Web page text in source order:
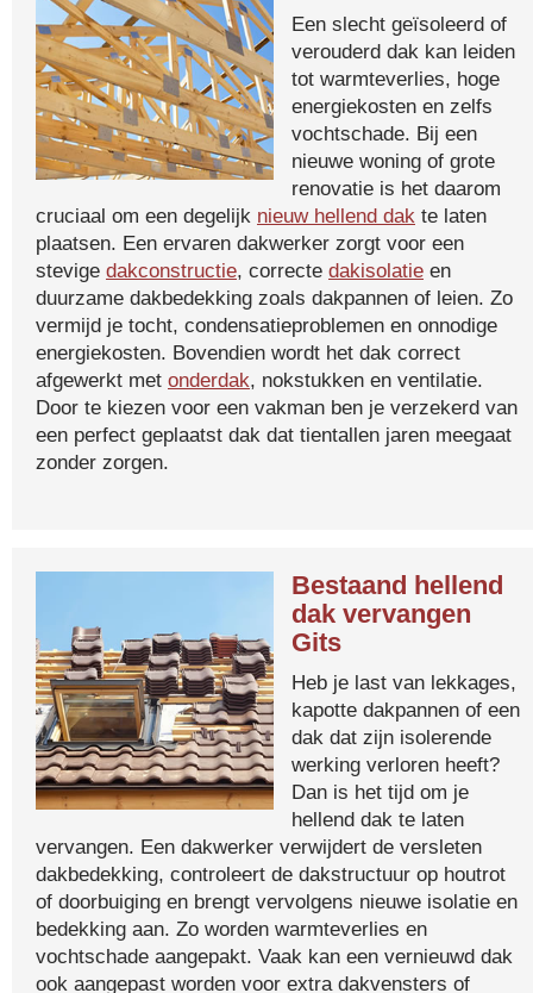
Een slecht geïsoleerd of
verouderd dak kan leiden
tot warmteverlies, hoge
energiekosten en zelfs
vochtschade. Bij een
nieuwe woning of grote
renovatie is het daarom
cruciaal om een degelijk nieuw hellend dak te laten
plaatsen. Een ervaren dakwerker zorgt voor een
stevige dakconstructie, correcte dakisolatie en
duurzame dakbedekking zoals dakpannen of leien. Zo
vermijd je tocht, condensatieproblemen en onnodige
energiekosten. Bovendien wordt het dak correct
afgewerkt met onderdak, nokstukken en ventilatie.
Door te kiezen voor een vakman ben je verzekerd van
een perfect geplaatst dak dat tientallen jaren meegaat
zonder zorgen.
Bestaand hellend
dak vervangen
Gits
Heb je last van lekkages,
kapotte dakpannen of een
dak dat zijn isolerende
werking verloren heeft?
Dan is het tijd om je
hellend dak te laten
vervangen. Een dakwerker verwijdert de versleten
dakbedekking, controleert de dakstructuur op houtrot
of doorbuiging en brengt vervolgens nieuwe isolatie en
bedekking aan. Zo worden warmteverlies en
vochtschade aangepakt. Vaak kan een vernieuwd dak
ook aangepast worden voor extra dakvensters of